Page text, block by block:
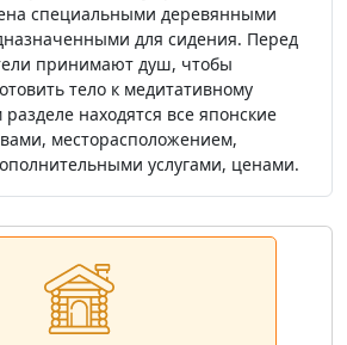
специальными деревянными
для сидения. Перед
принимают душ, чтобы
тело к медитативному
находятся все японские
месторасположением,
услугами, ценами.